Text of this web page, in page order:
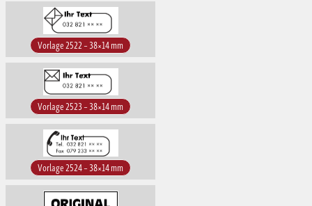
Vorlage 2522 – 38×14 mm
Vorlage 2523 – 38×14 mm
Vorlage 2524 – 38×14 mm